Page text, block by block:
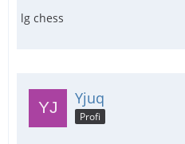
lg chess
Yjuq
Profi